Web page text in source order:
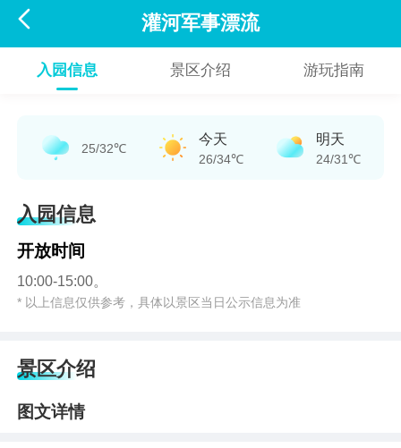
 灌河军事漂流
入园信息 景区介绍 游玩指南
25/32℃
今天
26/34℃
明天
24/31℃
入园信息
开放时间
10:00-15:00。
* 以上信息仅供参考，具体以景区当日公示信息为准
景区介绍
图文详情